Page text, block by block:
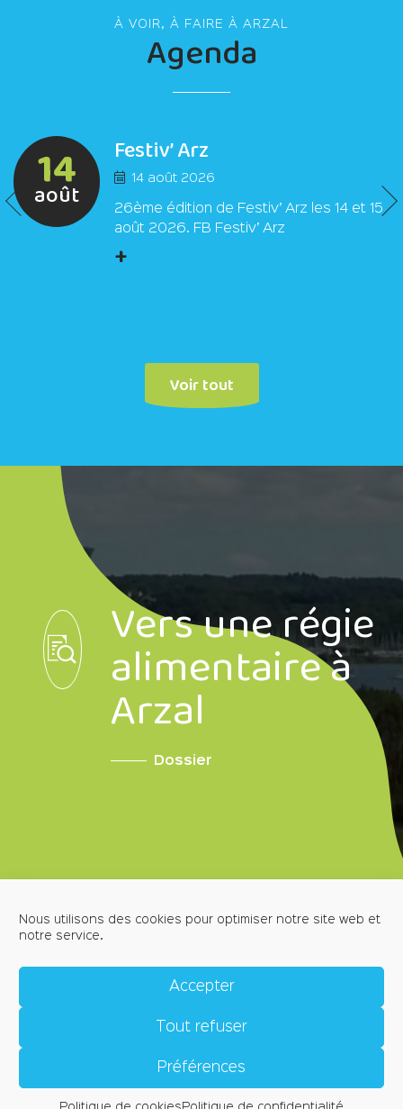
Nous utilisons des cookies pour optimiser notre site web et
notre service.
Accepter
Tout refuser
Préférences
À VOIR, À FAIRE À ARZAL
Agenda
14
août
Festiv’ Arz
14 août 2026
26ème édition de Festiv’ Arz les 14 et 15
août 2026. FB Festiv’ Arz
+
Voir tout
Vers une régie
alimentaire à
Arzal
Dossier
POLITIQUE DE CONFIDENTIALITÉ
CONTACT
Place de l'Église, 56190 ARZAL